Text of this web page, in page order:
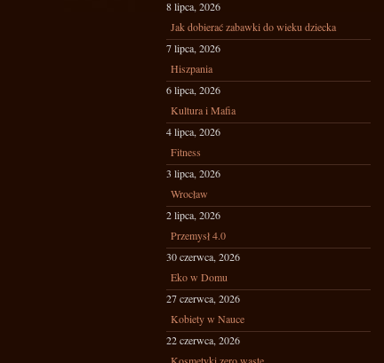
8 lipca, 2026
Jak dobierać zabawki do wieku dziecka
7 lipca, 2026
Hiszpania
6 lipca, 2026
Kultura i Mafia
4 lipca, 2026
Fitness
3 lipca, 2026
Wrocław
2 lipca, 2026
Przemysł 4.0
30 czerwca, 2026
Eko w Domu
27 czerwca, 2026
Kobiety w Nauce
22 czerwca, 2026